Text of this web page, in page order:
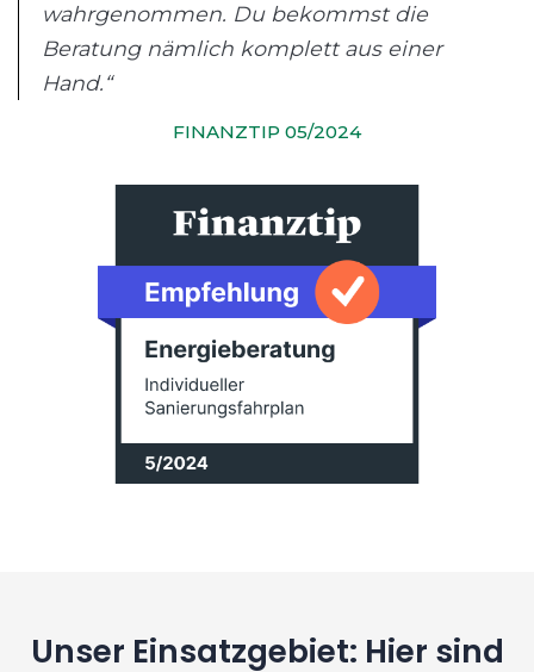
wahrgenommen. Du bekommst die
Beratung nämlich komplett aus einer
Hand.“
FINANZTIP 05/2024
Unser Einsatzgebiet: Hier sind